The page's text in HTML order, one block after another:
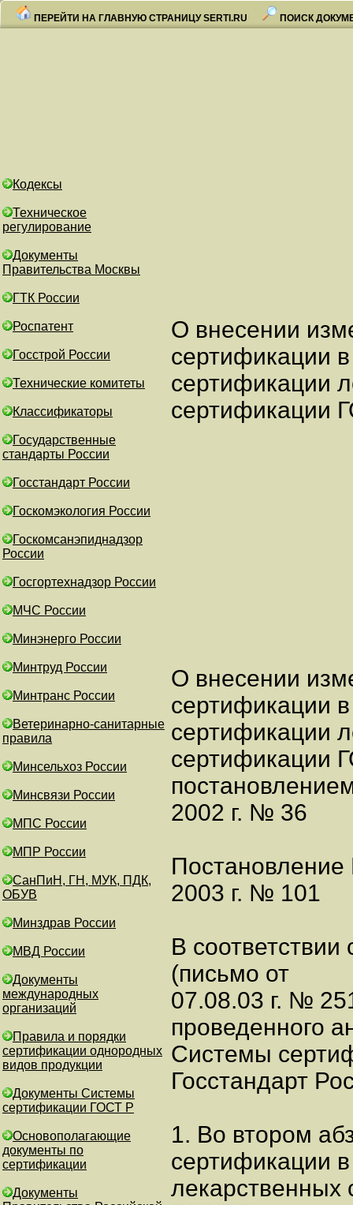
ПЕРЕЙТИ НА ГЛАВНУЮ СТРАНИЦУ SERTI.RU ПОИСК
Кодексы
Техническое
регулирование
Документы
Правительства Москвы
ГТК России
Роспатент
Госстрой России
Технические комитеты
Классификаторы
Государственные
стандарты России
Госстандарт России
Госкомэкология России
Госкомсанэпиднадзор
России
Госгортехнадзор России
МЧС России
Минэнерго России
Минтруд России
Минтранс России
Ветеринарно-санитарные
правила
Минсельхоз России
Минсвязи России
МПС России
МПР России
СанПиН, ГН, МУК, ПДК,
ОБУВ
Минздрав России
МВД России
Документы
международных
организаций
Правила и порядки
сертификации однородных
видов продукции
Документы Системы
сертификации ГОСТ Р
Основополагающие
документы по
сертификации
Документы
О внесении
сертификации
сертификации
сертификации
О внесении
сертификации
сертификации
сертификации
2002 г. № 36
Постановление
2003 г. № 101
В
(письмо от
07.08.03 г. №
проведенного
Системы
Госстандарт
1. Во втором
сертификации
лекарственных